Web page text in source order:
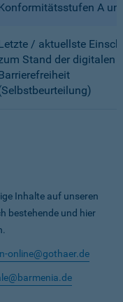
A
/ aktuellste
Stand der digitalen
Inhalte auf unseren
bestehende und hier
online@gothaer.de